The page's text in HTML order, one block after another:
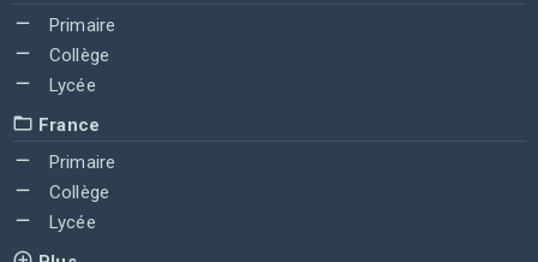
Primaire
Collège
Lycée
France
Primaire
Collège
Lycée